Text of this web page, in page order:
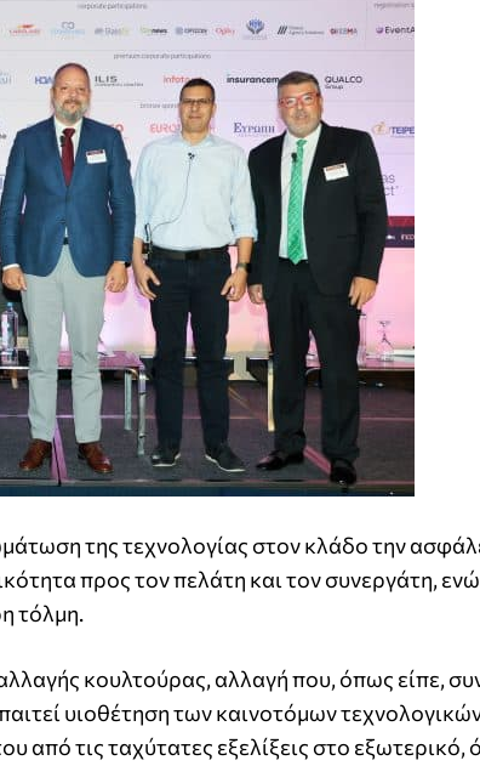
της τεχνολογίας στον κλάδο την
προς τον πελάτη και τον συνεργάτη,
τόλμη.
κουλτούρας, αλλαγή που, όπως είπε,
υιοθέτηση των καινοτόμων
από τις ταχύτατες εξελίξεις στο εξωτερικό,